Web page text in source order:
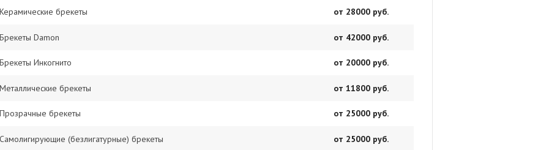
Керамические брекеты от 28000 руб.
Брекеты Damon от 42000 руб.
Брекеты Инкогнито от 20000 руб.
Металлические брекеты от 11800 руб.
Прозрачные брекеты от 25000 руб.
Самолигирующие (безлигатурные) брекеты от 25000 руб.